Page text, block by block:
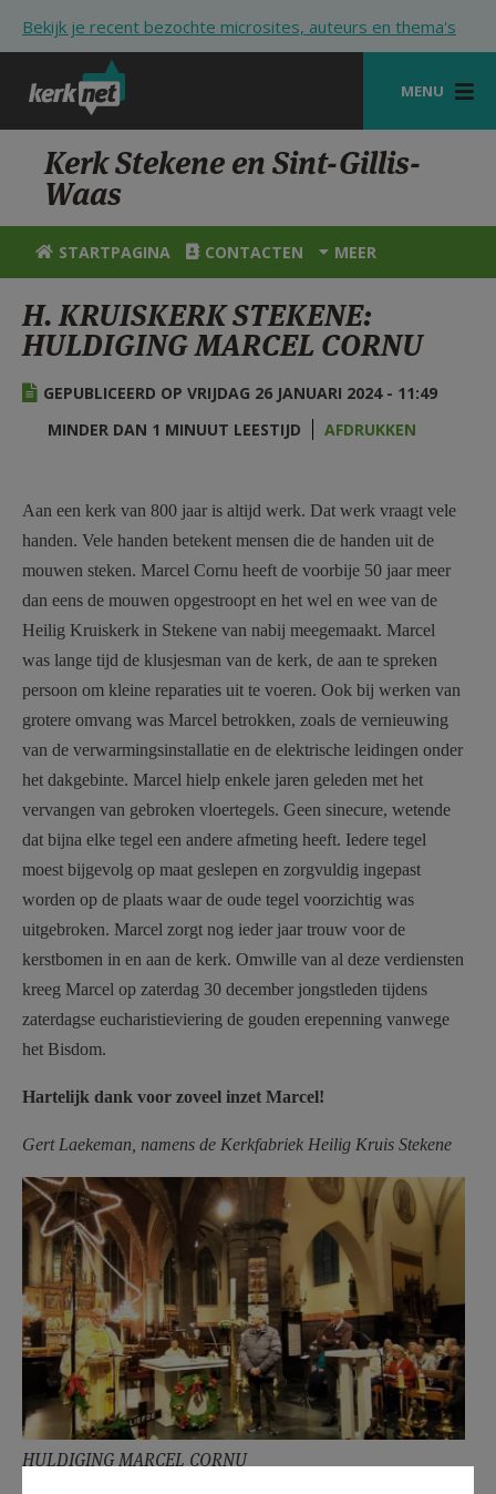
Bekijk je recent bezochte microsites, auteurs en thema's
MENU
STARTPAGINA
KERK
VIERINGEN
ZOEKEN
HULP
STARTPAGINA PORTAAL
AANMELDEN OF REGISTREREN
Kerk Stekene en Sint-Gillis-
Waas
STARTPAGINA CONTACTEN MEER
H. KRUISKERK STEKENE:
HULDIGING MARCEL CORNU
GEPUBLICEERD OP VRIJDAG 26 JANUARI 2024 - 11:49
MINDER DAN 1 MINUUT LEESTIJD
AFDRUKKEN
Aan een kerk van 800 jaar is altijd werk. Dat werk vraagt vele
handen. Vele handen betekent mensen die de handen uit de
mouwen steken. Marcel Cornu heeft de voorbije 50 jaar meer
dan eens de mouwen opgestroopt en het wel en wee van de
Heilig Kruiskerk in Stekene van nabij meegemaakt. Marcel
was lange tijd de klusjesman van de kerk, de aan te spreken
persoon om kleine reparaties uit te voeren. Ook bij werken van
grotere omvang was Marcel betrokken, zoals de vernieuwing
van de verwarmingsinstallatie en de elektrische leidingen onder
het dakgebinte. Marcel hielp enkele jaren geleden met het
vervangen van gebroken vloertegels. Geen sinecure, wetende
dat bijna elke tegel een andere afmeting heeft. Iedere tegel
moest bijgevolg op maat geslepen en zorgvuldig ingepast
worden op de plaats waar de oude tegel voorzichtig was
uitgebroken. Marcel zorgt nog ieder jaar trouw voor de
kerstbomen in en aan de kerk. Omwille van al deze verdiensten
kreeg Marcel op zaterdag 30 december jongstleden tijdens
zaterdagse eucharistieviering de gouden erepenning vanwege
het Bisdom.
Hartelijk dank voor zoveel inzet Marcel!
Gert Laekeman, namens de Kerkfabriek Heilig Kruis Stekene
HULDIGING MARCEL CORNU